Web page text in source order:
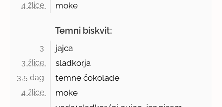
4 žlice moke
Temni biskvit:
3 jajca
3 žlice sladkorja
3,5 dag temne čokolade
4 žlice
moke